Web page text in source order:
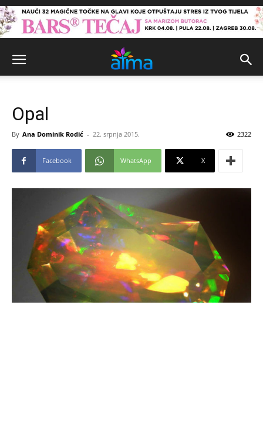
Opal
By Ana Dominik Rodić - 22. srpnja 2015. 2322
Facebook WhatsApp X